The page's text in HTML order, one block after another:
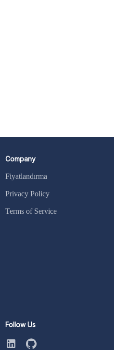
Company
Fiyatlandırma
Privacy Policy
Terms of Service
Follow Us